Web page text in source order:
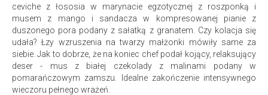
ceviche z łososia w marynacie egzotycznej z roszponką i
musem z mango i sandacza w kompresowanej pianie z
duszonego pora podany z sałatką z granatem. Czy kolacja się
udała? Łzy wzruszenia na twarzy małżonki mówiły same za
siebie. Jak to dobrze, że na koniec chef podał kojący, relaksujący
deser - mus z białej czekolady z malinami podany w
pomarańczowym zamszu. Idealne zakończenie intensywnego
wieczoru pełnego wrażeń.